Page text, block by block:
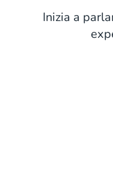
Inizia a